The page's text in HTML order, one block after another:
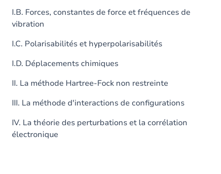
I.B. Forces, constantes de force et fréquences de
vibration
I.C. Polarisabilités et hyperpolarisabilités
I.D. Déplacements chimiques
II. La méthode Hartree-Fock non restreinte
III. La méthode d'interactions de configurations
IV. La théorie des perturbations et la corrélation
électronique